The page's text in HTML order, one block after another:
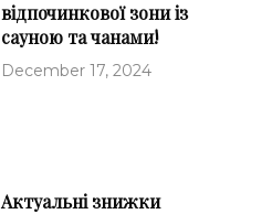
відпочинкової зони із
сауною та чанами!​
December 17, 2024
Актуальні знижки